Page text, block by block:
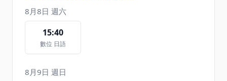
8月8日 週六
15:40
數位 日語
8月9日 週日